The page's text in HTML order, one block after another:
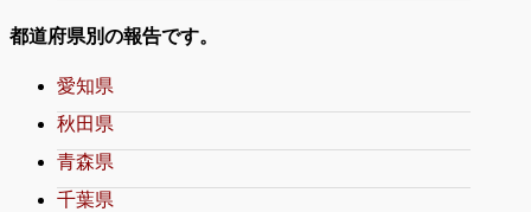
都道府県別の報告です。
愛知県
秋田県
青森県
千葉県